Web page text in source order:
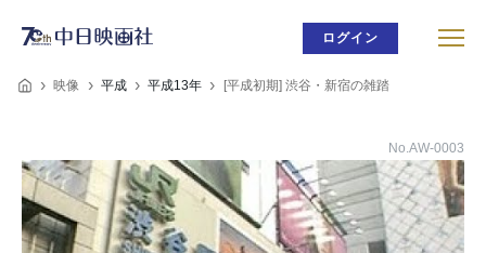
ログイン
映像 平成 平成13年 [平成初期] 渋谷・新宿の雑踏
No.AW-0003